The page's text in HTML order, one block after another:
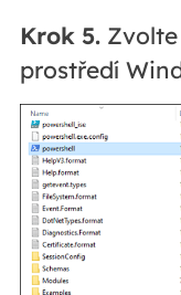
Krok 5.Zvolte
prostředí